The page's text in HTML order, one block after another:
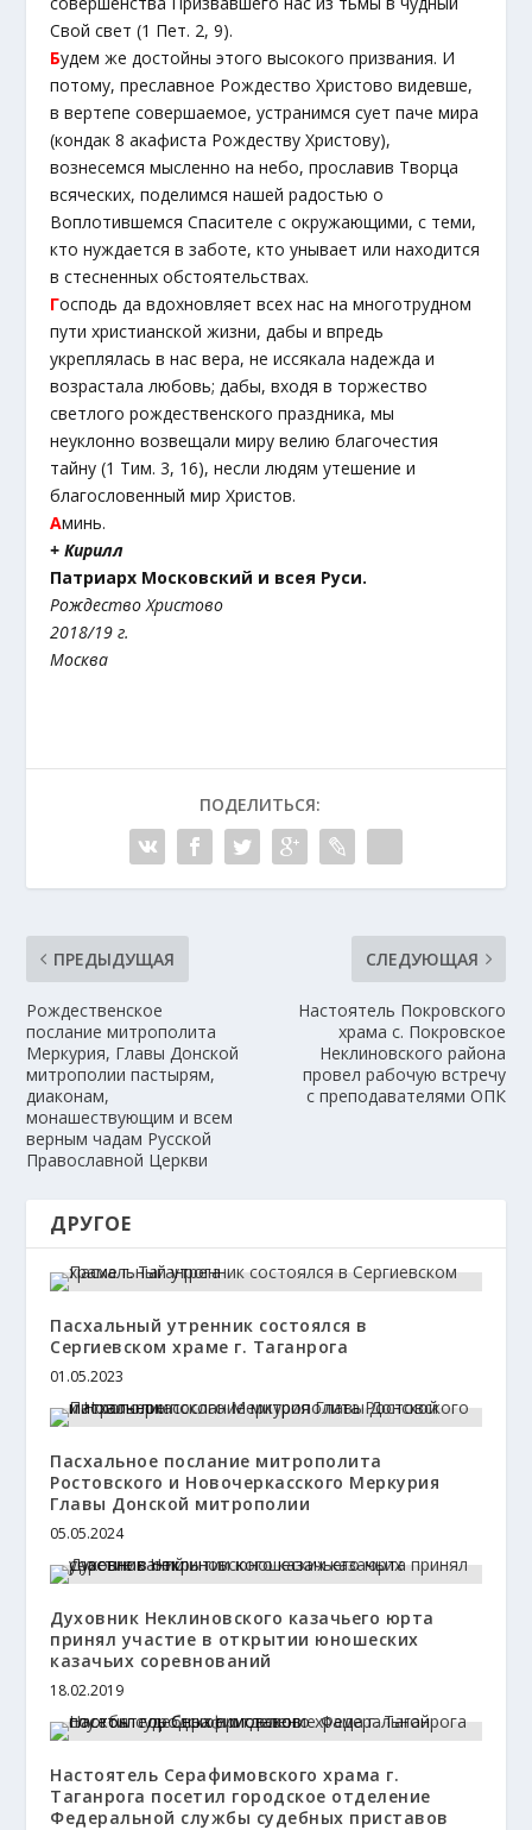
Свой свет (1 Пет. 2, 9).
Будем же достойны этого высокого призвания. И
потому, преславное Рождество Христово видевше,
в вертепе совершаемое, устранимся сует паче мира
(кондак 8 акафиста Рождеству Христову),
вознесемся мысленно на небо, прославив Творца
всяческих, поделимся нашей радостью о
Воплотившемся Спасителе с окружающими, с теми,
кто нуждается в заботе, кто унывает или находится
в стесненных обстоятельствах.
Господь да вдохновляет всех нас на многотрудном
пути христианской жизни, дабы и впредь
укреплялась в нас вера, не иссякала надежда и
возрастала любовь; дабы, входя в торжество
светлого рождественского праздника, мы
неуклонно возвещали миру велию благочестия
тайну (1 Тим. 3, 16), несли людям утешение и
благословенный мир Христов.
Аминь.
+ Кирилл
Патриарх Московский и всея Руси.
Рождество Христово
2018/19 г.
Москва
ПОДЕЛИТЬСЯ:
ПРЕДЫДУЩАЯ
Рождественское
послание митрополита
Меркурия, Главы Донской
митрополии пастырям,
диаконам,
монашествующим и всем
верным чадам Русской
Православной Церкви
СЛЕДУЮЩАЯ
Настоятель Покровского
храма с. Покровское
Неклиновского района
провел рабочую встречу
с преподавателями ОПК
ДРУГОЕ
Пасхальный утренник состоялся в
Сергиевском храме г. Таганрога
01.05.2023
Пасхальное послание митрополита
Ростовского и Новочеркасского Меркурия
Главы Донской митрополии
05.05.2024
Духовник Неклиновского казачьего юрта
принял участие в открытии юношеских
казачьих соревнований
18.02.2019
Настоятель Серафимовского храма г.
Таганрога посетил городское отделение
Федеральной службы судебных приставов